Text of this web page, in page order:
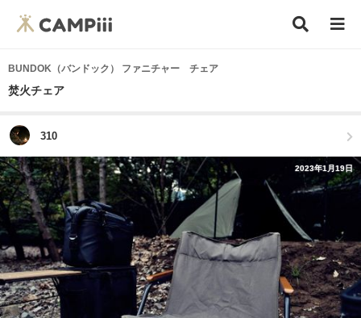
BUNDOK（バンドック） ファニチャー チェア
焚火チェア
310
2023年1月19日